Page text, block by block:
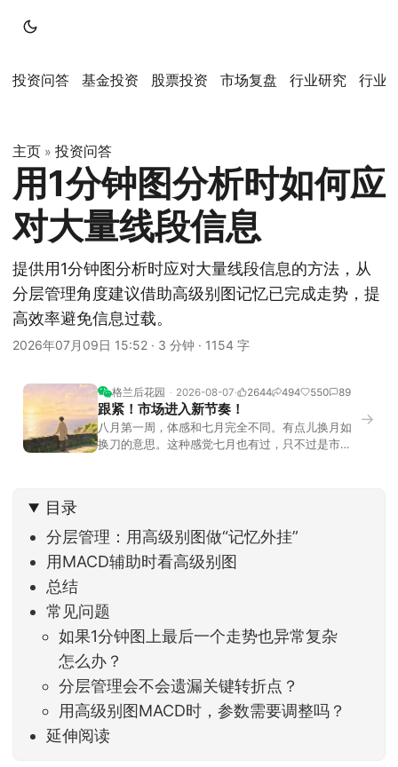
投资问答 基金投资 股票投资 市场复盘 行业研究 行业
主页 » 投资问答
用1分钟图分析时如何应
对大量线段信息
提供用1分钟图分析时应对大量线段信息的方法，从
分层管理角度建议借助高级别图记忆已完成走势，提
高效率避免信息过载。
2026年07月09日 15:52 · 3 分钟 · 1154 字
格兰后花园 2026-08-07 2644 494 550 89
跟紧！市场进入新节奏！
八月第一周，体感和七月完全不同。有点儿换月如
换刀的意思。这种感觉七月也有过，只不过是市场
家感受到了春天般的暖风。指数涨了百点，交易额
回暖到2
→
目录
分层管理：用高级别图做“记忆外挂”
用MACD辅助时看高级别图
总结
常见问题
如果1分钟图上最后一个走势也异常复杂
怎么办？
分层管理会不会遗漏关键转折点？
用高级别图MACD时，参数需要调整吗？
延伸阅读